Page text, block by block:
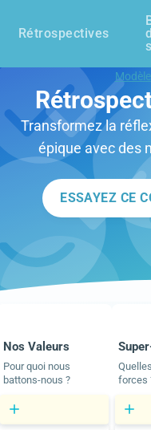
Rétrospectives
Transformez la
épique avec des
ESSAYEZ CE
Nos Valeurs
Pour quoi nous
battons-nous ?
forces